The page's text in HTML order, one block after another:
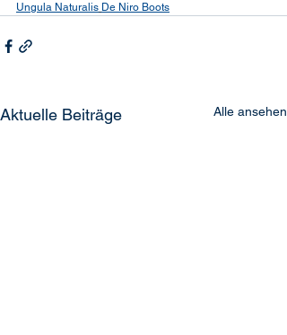
Ungula Naturalis De Niro Boots
Aktuelle Beiträge Alle ansehen